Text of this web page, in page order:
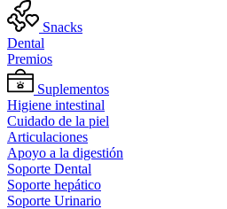
Snacks
Dental
Premios
Suplementos
Higiene intestinal
Cuidado de la piel
Articulaciones
Apoyo a la digestión
Soporte Dental
Soporte hepático
Soporte Urinario